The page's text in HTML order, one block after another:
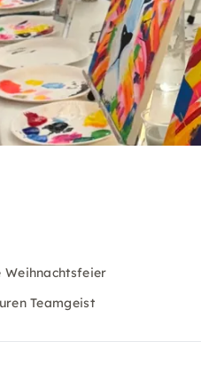
Weihnachtsfeier
Teamgeist